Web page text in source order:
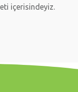
içerisindeyiz.